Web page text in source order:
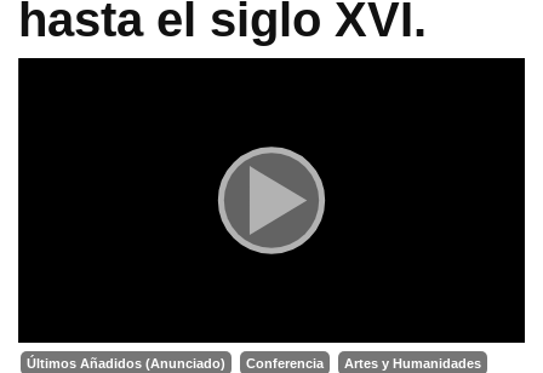
hasta el siglo XVI.
Últimos Añadidos (Anunciado) Conferencia
Artes y Humanidades